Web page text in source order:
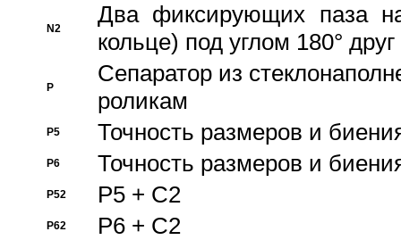
N2
Два фиксирующих паза
кольце) под углом 180° друг
P
Cепаратор из
роликам
P5 Точность размеров и
P6 Точность размеров и
P52 P5 + C2
P62 P6 + C2